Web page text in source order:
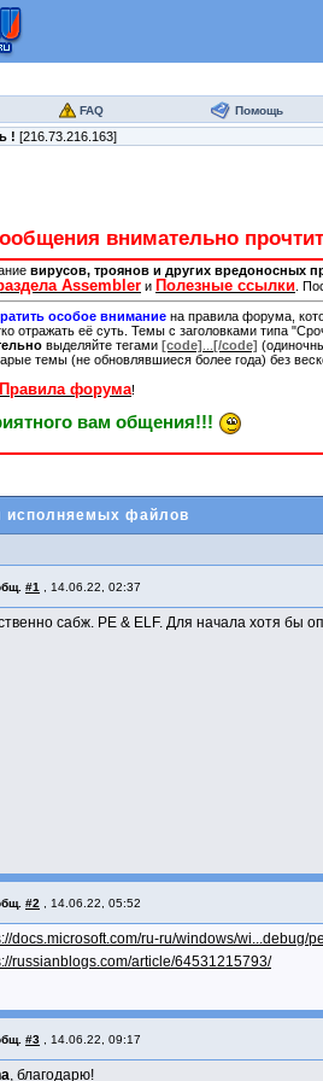
FAQ Помощь
! [216.73.216.163]
внимательно
вирусов, троянов и других вредоносных
Assembler и Полезные ссылки .
особое внимание на правила форума,
отражать её суть. Темы с заголовками типа
выделяйте тегами [code] [/code]
темы (не обновлявшиеся более года) без
Правила форума!
вам общения!!!
исполняемых файлов
#1 , 14.06.22, 02:37
сабж. PE & ELF. Для начала хотя бы
#2 , 14.06.22, 05:52
docs.microsoft.com/ru-ru/windows/wi...debug/
russianblogs.com/article/64531215793/
#3 , 14.06.22, 09:17
, благодарю!